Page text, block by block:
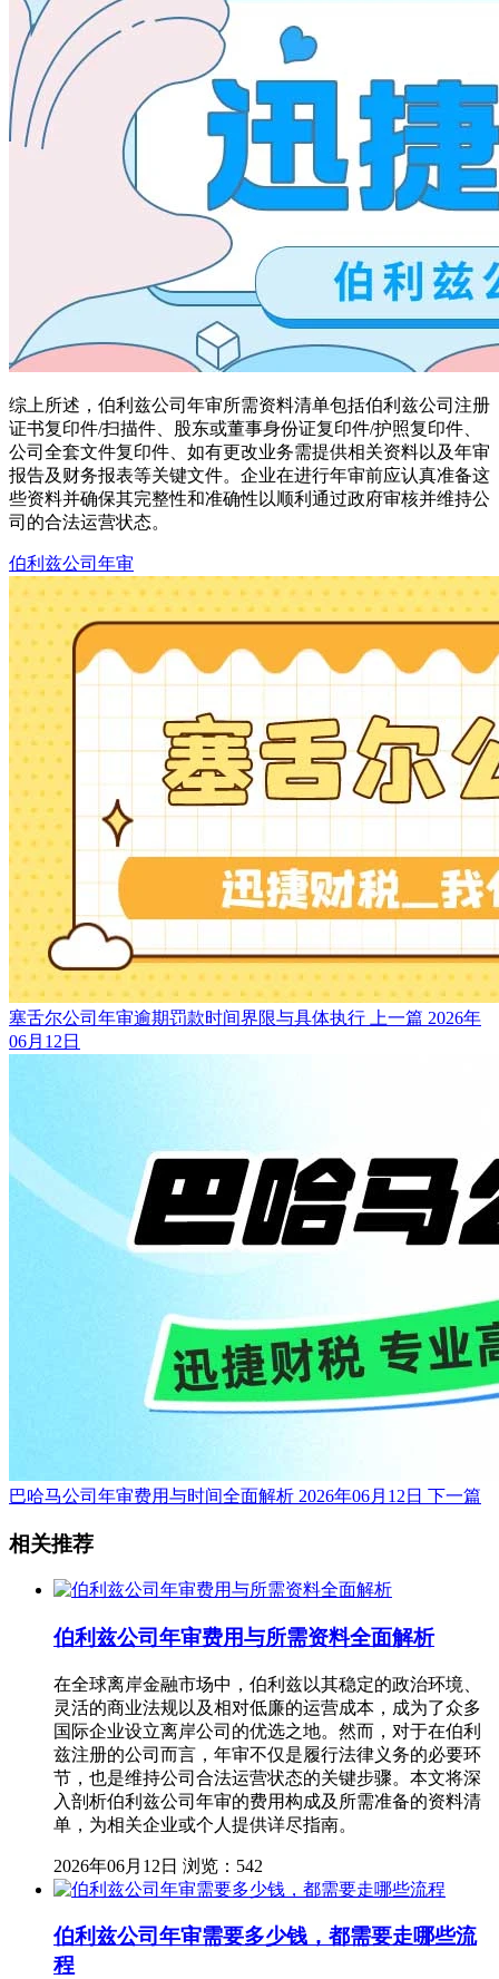
综上所述，伯利兹公司年审所需资料清单包括伯利兹公司注册
证书复印件/扫描件、股东或董事身份证复印件/护照复印件、
公司全套文件复印件、如有更改业务需提供相关资料以及年审
报告及财务报表等关键文件。企业在进行年审前应认真准备这
些资料并确保其完整性和准确性以顺利通过政府审核并维持公
司的合法运营状态。
伯利兹公司年审
塞舌尔公司年审逾期罚款时间界限与具体执行 上一篇 2026年
06月12日
巴哈马公司年审费用与时间全面解析 2026年06月12日 下一篇
相关推荐
伯利兹公司年审费用与所需资料全面解析
在全球离岸金融市场中，伯利兹以其稳定的政治环境、
灵活的商业法规以及相对低廉的运营成本，成为了众多
国际企业设立离岸公司的优选之地。然而，对于在伯利
兹注册的公司而言，年审不仅是履行法律义务的必要环
节，也是维持公司合法运营状态的关键步骤。本文将深
入剖析伯利兹公司年审的费用构成及所需准备的资料清
单，为相关企业或个人提供详尽指南。
2026年06月12日 浏览：542
伯利兹公司年审需要多少钱，都需要走哪些流
程